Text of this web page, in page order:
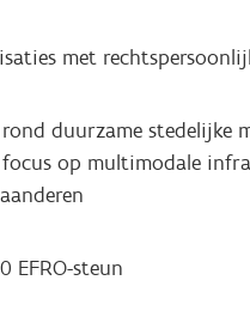
met
duurzame stedelijke
focus op multimodale
EFRO-steun